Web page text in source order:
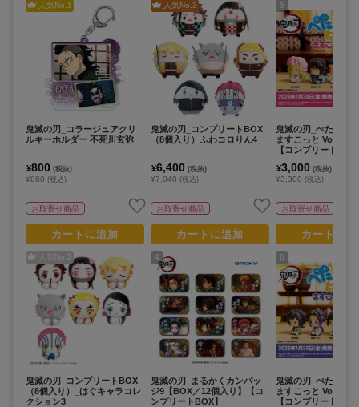
人気No.1
鬼滅の刃_コラージュアクリ
ルキーホルダー 不死川玄弥
¥800 (税抜)
¥880 (税込)
お取寄せ商品
カートに追加
人気No. 2
鬼滅の刃_コンプリートBOX
（8個入り）_はぐキャラコレ
クション3
人気No.3
鬼滅の刃_コンプリートBOX
（8個入り）ふわコロりん4
¥6,400 (税抜)
¥7,040 (税込)
お取寄せ商品
カートに追加
4
鬼滅の刃_まるかくカンバッ
ジ9【BOX／12個入り】【コ
ンプリートBOX】
5
鬼滅の刃_ぺたっと
ますこっと Vol.3
【コンプリート
¥3,000 (税抜)
¥3,300 (税込)
お取寄せ商品
カートに
6
鬼滅の刃_ぺたっと
ますこっと Vol.2
【コンプリート